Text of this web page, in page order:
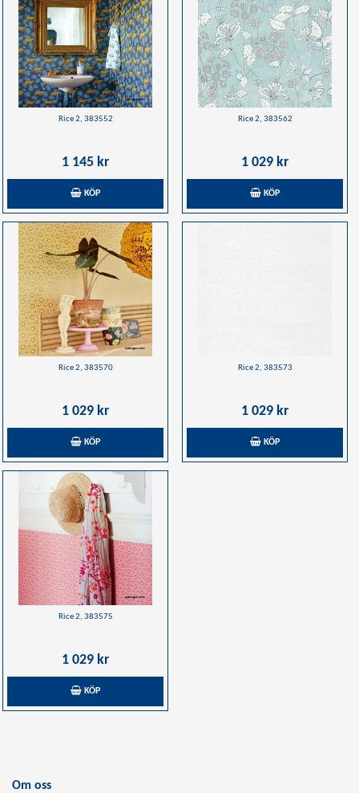
Rice 2, 383552
1 145 kr
KÖP
Rice 2, 383562
1 029 kr
KÖP
Rice 2, 383570
1 029 kr
KÖP
Rice 2, 383573
1 029 kr
KÖP
Rice 2, 383575
1 029 kr
KÖP
Om oss